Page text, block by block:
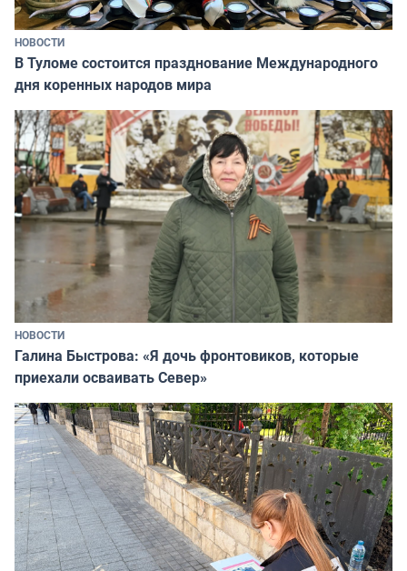
НОВОСТИ
В Туломе состоится празднование Международного
дня коренных народов мира
НОВОСТИ
Галина Быстрова: «Я дочь фронтовиков, которые
приехали осваивать Север»